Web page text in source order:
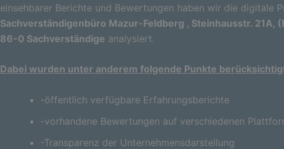
einsehbarer Berichte und Bewertungen haben wir die digitale
Sachverständigenbüro Mazur-Feldberg , Steinhausstr. 21A,
86-0 Sachverständige analysiert.
Dabei wurden unter anderem folgende Punkte
-öffentlich verfügbare Erfahrungsberichte
-vorhandene Bewertungen auf verschiedenen
-Transparenz der Unternehmensdarstellung